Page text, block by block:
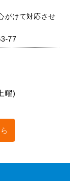
がけて対応させ
77
曜)